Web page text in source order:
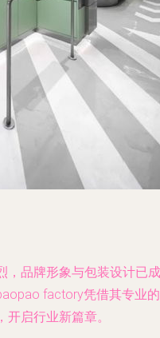
，品牌形象与包装设计已成
factory凭借其专业的
启行业新篇章。